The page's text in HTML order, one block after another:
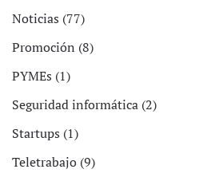
Noticias (77)
Promoción (8)
PYMEs (1)
Seguridad informática (2)
Startups (1)
Teletrabajo (9)